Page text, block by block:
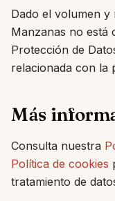
Dado el volumen y
Manzanas no está
Protección de
relacionada con la
Más
Consulta nuestra
Política de cookies
tratamiento de